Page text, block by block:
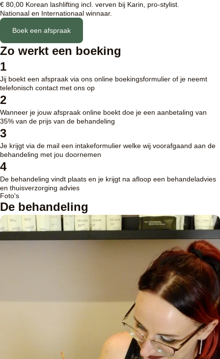
€ 80,00 Korean lashlifting incl. verven bij Karin, pro-stylist.
Nationaal en Internationaal winnaar.
Boek een afspraak
Zo werkt een boeking
1
Jij boekt een afspraak via ons online boekingsformulier of je neemt
telefonisch contact met ons op
2
Wanneer je jouw afspraak online boekt doe je een aanbetaling van
35% van de prijs van de behandeling
3
Je krijgt via de mail een intakeformulier welke wij voorafgaand aan de
behandeling met jou doornemen
4
De behandeling vindt plaats en je krijgt na afloop een behandeladvies
en thuisverzorging advies
Foto's
De behandeling